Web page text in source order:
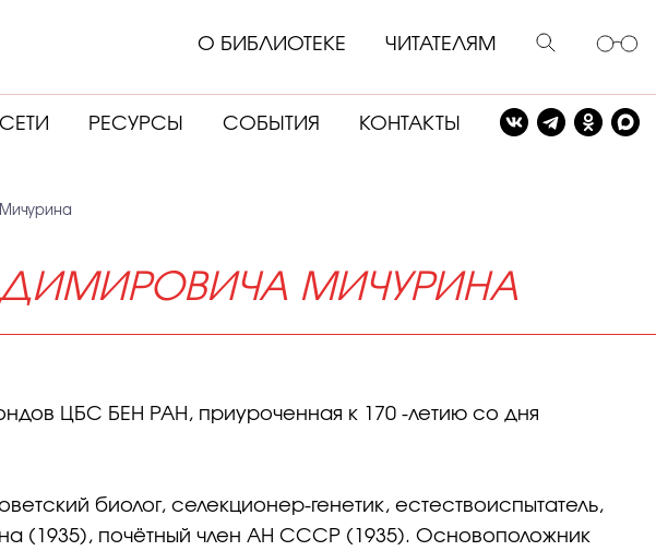
О БИБЛИОТЕКЕ ЧИТАТЕЛЯМ
РЕСУРСЫ СОБЫТИЯ КОНТАКТЫ
МИЧУРИНА
ЦБС БЕН РАН, приуроченная к 170 -летию со дня
биолог, селекционер-генетик, естествоиспытатель,
(1935), почётный член АН СССР (1935). Основоположник